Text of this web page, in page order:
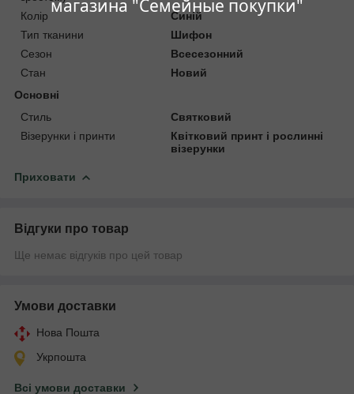
магазина "Семейные покупки"
Колір
Синій
Тип тканини
Шифон
Сезон
Всесезонний
Стан
Новий
Основні
Стиль
Святковий
Візерунки і принти
Квітковий принт і рослинні
візерунки
Приховати
Відгуки про товар
Ще немає відгуків про цей товар
Умови доставки
Нова Пошта
Укрпошта
Всі умови доставки